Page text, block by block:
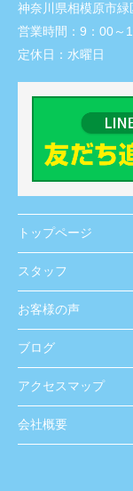
神奈川県相模原市緑
営業時間： 9：00～
定休日： 水曜日
トップページ
スタッフ
お客様の声
ブログ
アクセスマップ
会社概要